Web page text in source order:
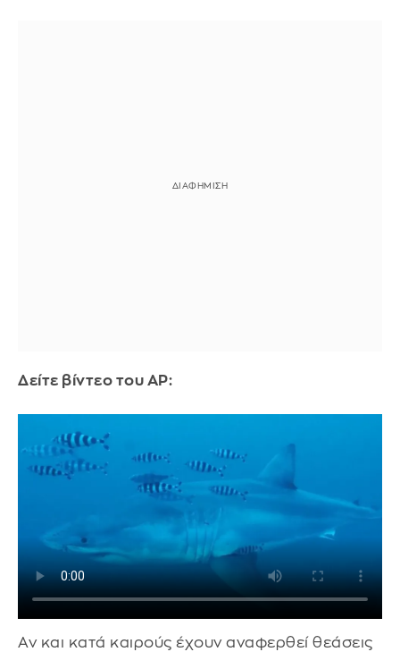
Δείτε βίντεο του AP:
Αν και κατά καιρούς έχουν αναφερθεί θεάσεις